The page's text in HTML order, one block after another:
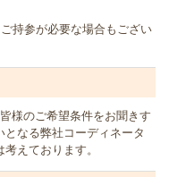
持参が必要な場合もござい
様のご希望条件をお聞きす
なる弊社コーディネータ
えております。